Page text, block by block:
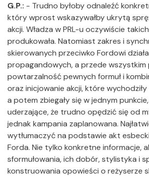
G.P.: - Trudno byłoby odnaleźć
który wprost wskazywałby ukrytą
akcji. Władza w PRL-u oczywiście
produkowała. Natomiast zakres i
skierowanych przeciwko Fordowi
propagandowych, a przede
powtarzalność pewnych formuł i
oraz inicjowanie akcji, które
a potem zbiegały się w jednym
uderzające, że trudno opędzić się od
jednak kampania zaplanowana.
wytłumaczyć na podstawie akt
Forda. Nie tylko konkretne informacje,
sformułowania, ich dobór, stylistyka i
konstruowania opowieści o reżyserze